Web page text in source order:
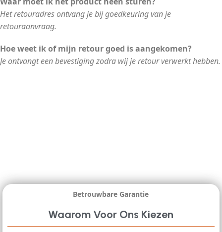
Het retouradres ontvang je bij goedkeuring van je
retouraanvraag.
Hoe weet ik of mijn retour goed is aangekomen?
Je ontvangt een bevestiging zodra wij je retour verwerkt hebben.
Betrouwbare Garantie
Waarom Voor Ons Kiezen